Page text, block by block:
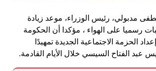
مدبولي، رئيس الوزراء، موعد زيادة
رسميا على الهواء ، مؤكدا أن الحكومة
الحزمة الاجتماعية الجديدة تمهيدًا
عبد الفتاح السيسي خلال الأيام القادمة.